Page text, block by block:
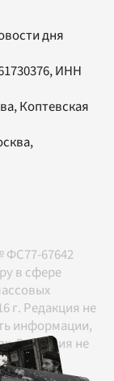
дня
ИНН
Коптевская
,
ФС77-67642
в сфере
г. Редакция не
информации,
Редакция не